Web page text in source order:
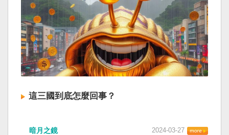
這三國到底怎麼回事？
暗月之鏡 2024-03-27